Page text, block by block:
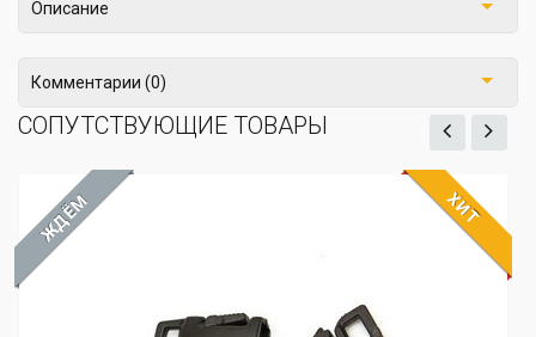
Описание
Комментарии (0)
СОПУТСТВУЮЩИЕ ТОВАРЫ
ЖДЁМ ХИТ